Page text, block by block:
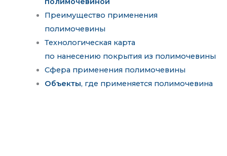
Преимущество применения
полимочевины
Технологическая карта
по нанесению покрытия из полимочевины
Сфера применения полимочевины
Объекты, где применяется полимочевина